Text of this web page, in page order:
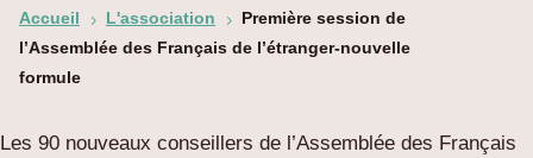
Accueil 5 L'association 5
Première session de
l’Assemblée des Français de l’étranger-nouvelle
formule
Les 90 nouveaux conseillers de l’Assemblée des Français